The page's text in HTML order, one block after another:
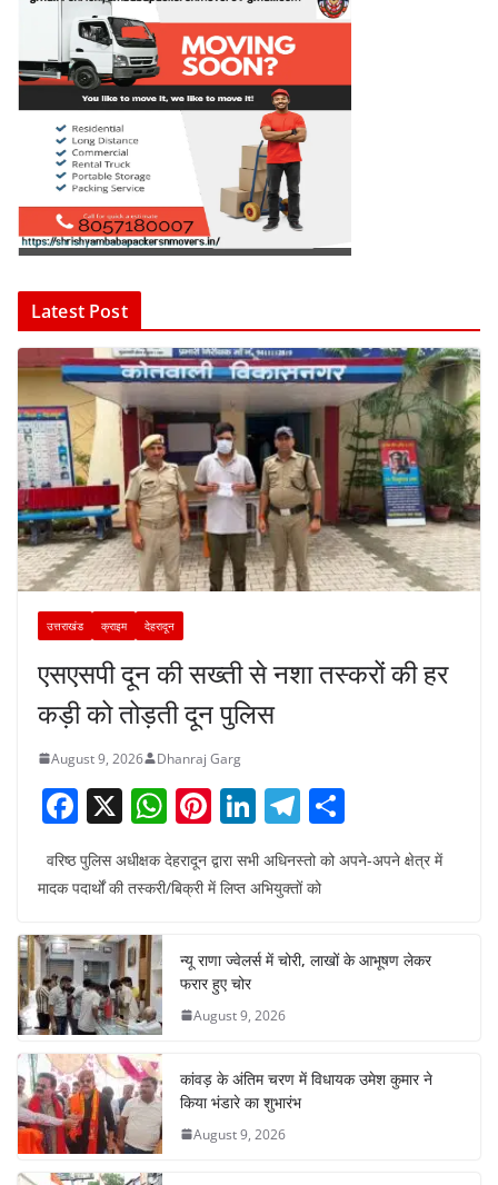
Latest Post
उत्तराखंड क्राइम देहरादून
एसएसपी दून की सख्ती से नशा तस्करों की हर
कड़ी को तोड़ती दून पुलिस
August 9, 2026 Dhanraj Garg
F
a
c
b
o
o
k
X W
h
at
A
p
p
Pi
er
st
Li
n
k
dI
T
el
e
a
m
h
ar
वरिष्ठ पुलिस अधीक्षक देहरादून द्वारा सभी अधिनस्तो को अपने-अपने क्षेत्र में
मादक पदार्थों की तस्करी/बिक्री में लिप्त अभियुक्तों को
न्यू राणा ज्वेलर्स में चोरी, लाखों के आभूषण लेकर
फरार हुए चोर
August 9, 2026
कांवड़ के अंतिम चरण में विधायक उमेश कुमार ने
किया भंडारे का शुभारंभ
August 9, 2026